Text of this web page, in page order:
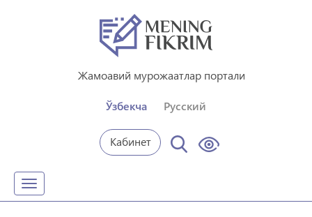
Жамоавий мурожаатлар портали
Ўзбекча Русский
Кабинет
Toggle
navigation